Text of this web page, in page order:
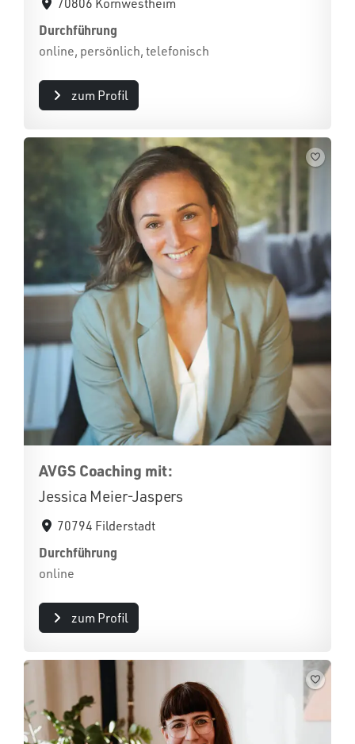
70806 Kornwestheim
Durchführung
online, persönlich, telefonisch
zum Profil
AVGS Coaching mit:
Jessica Meier-Jaspers
70794 Filderstadt
Durchführung
online
zum Profil